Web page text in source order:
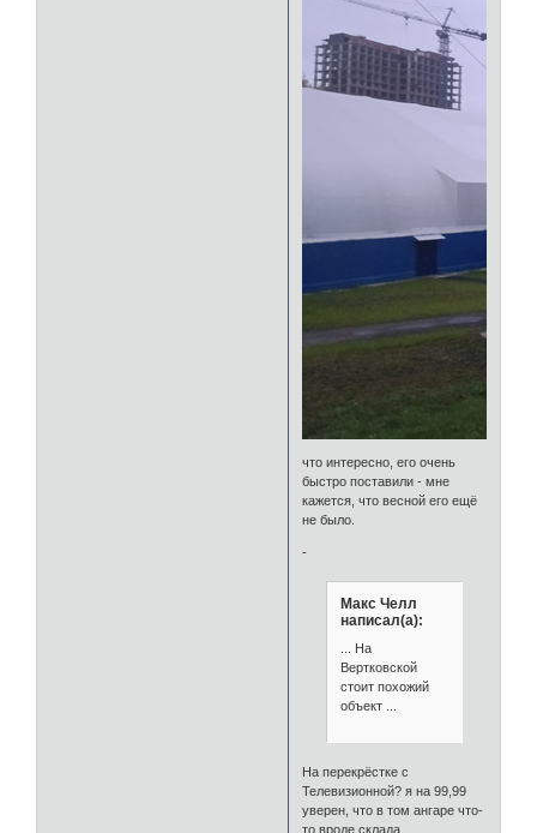
что интересно, его очень
быстро поставили - мне
кажется, что весной его ещё
не было.
-
Макс Челл
написал(а):
... На
Вертковской
стоит похожий
объект ...
На перекрёстке с
Телевизионной? я на 99,99
уверен, что в том ангаре что-
то вроде склада.